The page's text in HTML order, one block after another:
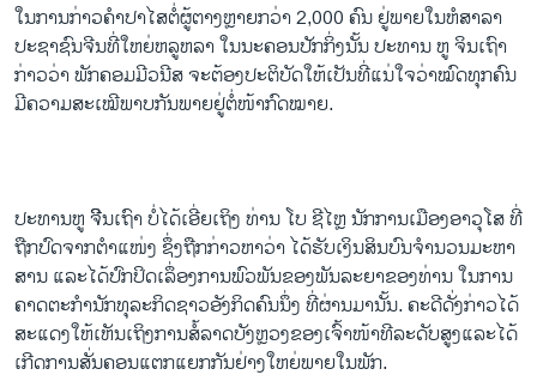
​ໃນ​ການ​ກ່າວ​ຄໍາປາ​ໄສ​ຕໍ່​ຜູ້ຕາງຫຼາຍກວ່າ 2,000 ຄົນ ຢູ່​ພາຍ​ໃນ​ຫໍ​ສາລາ​
ປະຊາ​ຊົນ​ຈີນທີ່​ໃຫຍ່​ຫລູຫລາ​ ​ໃນ​ນະຄອນ​ປັກ​ກິ່ງນັ້ນ ປະທານ ຫູ ຈິນ​ເຖົາ
ກ່າວ​ວ່າ ພັກ​ຄອມ​ມີ​ວນີສ ຈະ​ຕ້ອງ​ປະຕິບັດ​ໃຫ້​ເປັນ​ທີ່​ແນ່​ໃຈ​ວ່າໝົດ​ທຸກ​ຄົນ​
ມີ​ຄວາມ​ສະ​ເໝີ​ພາບກັນ​ພາຍ​ຢູ່​ຕໍ່ໜ້າກົດໝາຍ.
ປະທານ​ຫູ ຈີີນ​ເຖົາ ບໍ່​ໄດ້​ເອີ່ຍ​ເຖິງ ທ່ານ ​ໂບ ຊີໄຫຼ ນັກ​ການ​ເມືອງ​ອາວຸ​ໂສ ທີ່​
ຖືກ​ປົດຈາກ​ຕໍາ​ແໜ່​ງ ຊຶ່ງ​ຖືກ​ກ່າວ​ຫາ​ວ່າ ​ໄດ້​ຮັບ​ເງິນ​ສິນ​ບົນ​ຈໍານວນ​ມະຫາ​
ສານ ​ແລະ​ໄດ້​ປົກ​ປິດ​ເລຶ່ອງການ​ພົວພັນ​ຂອງ​ພັນ​ລະ​ຍາ​ຂອງ​ທ່ານ ​ໃນການ​
ຄາດ​ຕະກໍາ​ນັກທຸລະກິດ​ຊາວ​ອັງກິດ​ຄົນ​ນຶ່ງ ​ທີ່​ຜ່ານ​ມາ​ນັ້ນ. ຄະ​ດີ​ດັ່ງກ່າວ​ໄດ້
ສະ​ແດງ​ໃຫ້​ເຫັນ​ເຖິງ​ການ​ສໍ້​ລາດ​ບັງຫຼວງ​ຂອງ​ເຈົ້າໜ້າ​ທີລະ​ດັບ​ສູງ​ແລະ​ໄດ້
ເກີດ​ການ​ສັ່ນ​ຄອນ​ແຕກ​ແຍກ​ກັນ​ຢ່າງ​ໃຫຍ່​ພາຍ​ໃນ​ພັກ.